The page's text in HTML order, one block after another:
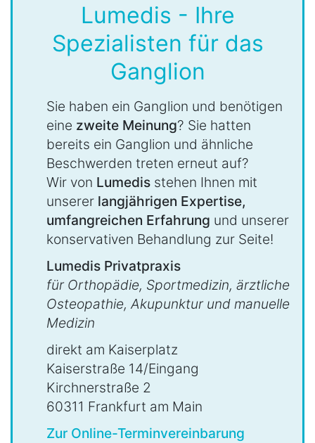
Lumedis - Ihre
Spezialisten für das
Ganglion
Sie haben ein Ganglion und benötigen
eine zweite Meinung? Sie hatten
bereits ein Ganglion und ähnliche
Beschwerden treten erneut auf?
Wir von Lumedis stehen Ihnen mit
unserer langjährigen Expertise,
umfangreichen Erfahrung und unserer
konservativen Behandlung zur Seite!
Lumedis Privatpraxis
für Orthopädie, Sportmedizin, ärztliche
Osteopathie, Akupunktur und manuelle
Medizin
direkt am Kaiserplatz
Kaiserstraße 14/Eingang
Kirchnerstraße 2
60311 Frankfurt am Main
Zur Online-Terminvereinbarung